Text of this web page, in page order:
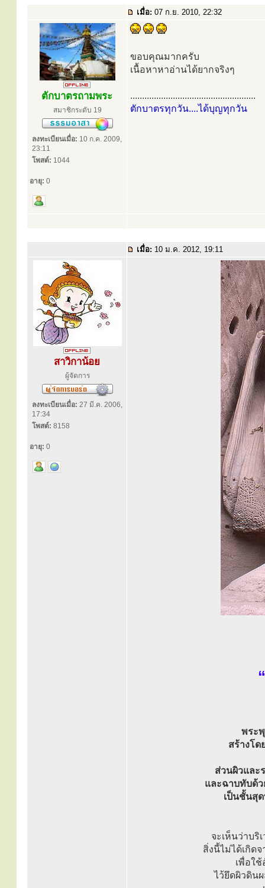
เมื่อ: 07 ก.ย. 2010, 22:32
ตักบาตรถามพระ
สมาชิกระดับ 19
ลงทะเบียนเมื่อ: 10 ก.ค. 2009,
23:11
โพสต์: 1044
อายุ: 0
ขอบคุณมากครับ
เนื้อหาหาอ่านได้ยากจริงๆ
.....................................................
ตักบาตรทุกวัน....ได้บุญทุกวัน
เมื่อ: 10 ม.ค. 2012, 19:11
สาวิกาน้อย
ผู้จัดการ
ลงทะเบียนเมื่อ: 27 มี.ค. 2006,
17:34
โพสต์: 8158
อายุ: 0
พระ
สร้างโด
ส่วนผิวและ
และฉาบทับด้
เป็นชั้นสุ
จะเห็นว่าบ
สิ่งนี้ไม่ได้เกิด
เพื่อใ
ไว้ยึดผิวดิน